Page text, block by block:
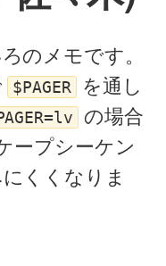
のメモです。
$PAGER
を通し
の場合
ープシーケン
くくなりま